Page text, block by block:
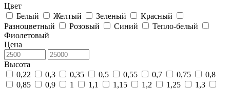
Цвет
Белый
Желтый Зеленый
Красный
Разноцветный
Розовый Синий
Тепло-белый
Фиолетовый
Цена
Высота
0,22
0,3 0,35 0,5 0,55 0,7 0,75
0,8
0,85
0,9 1 1,1 1,15 1,2 1,25
1,3